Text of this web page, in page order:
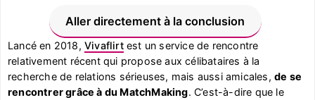
Aller directement à la conclusion
Lancé en 2018, Vivaflirtest un service de rencontre
relativement récent qui propose aux célibataires à la
recherche de relations sérieuses, mais aussi amicales,de se
rencontrer grâce à du MatchMaking. C’est-à-dire que le